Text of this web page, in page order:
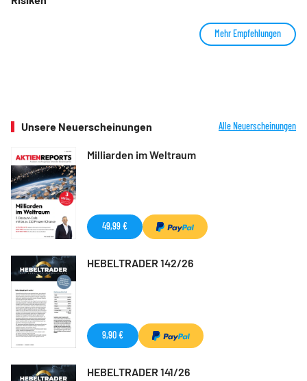
Mehr Empfehlungen
Unsere Neuerscheinungen Alle Neuerscheinungen
Milliarden im Weltraum
49,99 €
HEBELTRADER 142/26
9,90 €
HEBELTRADER 141/26